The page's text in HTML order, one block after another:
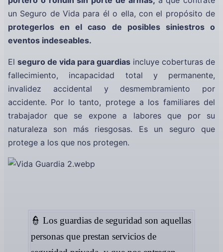
un Seguro de Vida para él o ella, con el propósito de
protegerlos en el caso de posibles siniestros o
eventos indeseables.
El seguro de vida para guardias incluye coberturas de
fallecimiento, incapacidad total y permanente,
invalidez accidental y desmembramiento por
accidente. Por lo tanto, protege a los familiares del
trabajador que se expone a labores que por su
naturaleza son más riesgosas. Es un seguro que
protege a los que nos protegen.
👮 Los guardias de seguridad son aquellas
personas que prestan servicios de